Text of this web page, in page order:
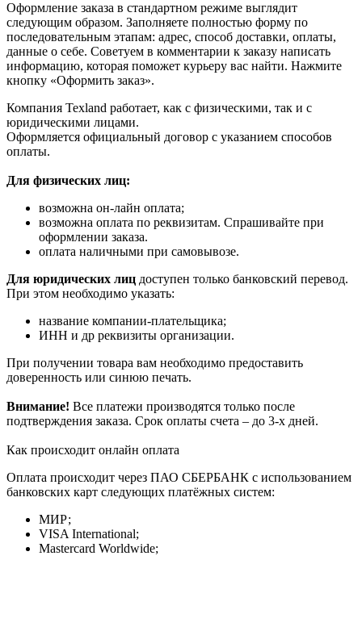
Оформление заказа в стандартном режиме выглядит
следующим образом. Заполняете полностью форму по
последовательным этапам: адрес, способ доставки, оплаты,
данные о себе. Советуем в комментарии к заказу написать
информацию, которая поможет курьеру вас найти. Нажмите
кнопку «Оформить заказ».
Компания Texland работает, как с физическими, так и с
юридическими лицами.
Оформляется официальный договор с указанием способов
оплаты.
Для физических лиц:
возможна он-лайн оплата;
возможна оплата по реквизитам. Спрашивайте при
оформлении заказа.
оплата наличными при самовывозе.
Для юридических лиц доступен только банковский перевод.
При этом необходимо указать:
название компании-плательщика;
ИНН и др реквизиты организации.
При получении товара вам необходимо предоставить
доверенность или синюю печать.
Внимание! Все платежи производятся только после
подтверждения заказа. Срок оплаты счета – до 3-х дней.
Как происходит онлайн оплата
Оплата происходит через ПАО СБЕРБАНК с использованием
банковских карт следующих платёжных систем:
МИР;
VISA International;
Mastercard Worldwide;